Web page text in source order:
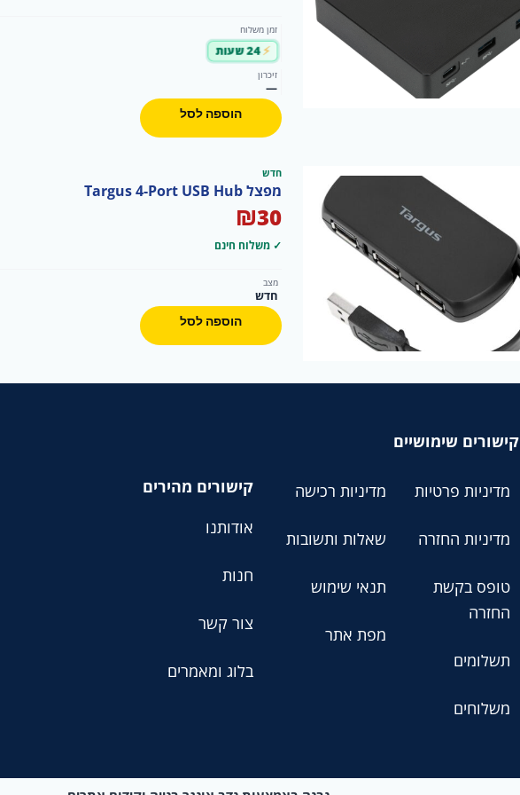
זמן משלוח
24 שעות
זיכרון
—
הוספה לסל
חדש
מפצל Targus 4-Port USB Hub
₪30
✓ משלוח חינם
מצב
חדש
הוספה לסל
קישורים שימושיים
מדיניות פרטיות
מדיניות החזרה
טופס בקשת
החזרה
תשלומים
משלוחים
מדיניות רכישה
שאלות ותשובות
תנאי שימוש
מפת אתר
קישורים מהירים
אודותנו
חנות
צור קשר
בלוג ומאמרים